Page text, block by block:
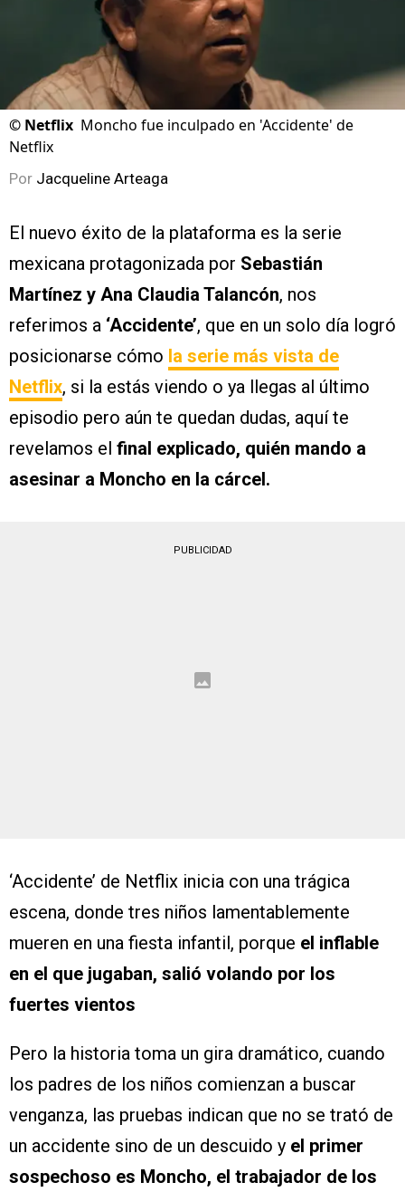
© Netflix Moncho fue inculpado en 'Accidente' de
Netflix
Por Jacqueline Arteaga
El nuevo éxito de la plataforma es la serie
mexicana protagonizada por Sebastián
Martínez y Ana Claudia Talancón, nos
referimos a ‘Accidente’, que en un solo día logró
posicionarse cómo la serie más vista de
Netflix, si la estás viendo o ya llegas al último
episodio pero aún te quedan dudas, aquí te
revelamos el final explicado, quién mando a
asesinar a Moncho en la cárcel.
PUBLICIDAD
‘Accidente’ de Netflix inicia con una trágica
escena, donde tres niños lamentablemente
mueren en una fiesta infantil, porque el inflable
en el que jugaban, salió volando por los
fuertes vientos
Pero la historia toma un gira dramático, cuando
los padres de los niños comienzan a buscar
venganza, las pruebas indican que no se trató de
un accidente sino de un descuido y el primer
sospechoso es Moncho, el trabajador de los